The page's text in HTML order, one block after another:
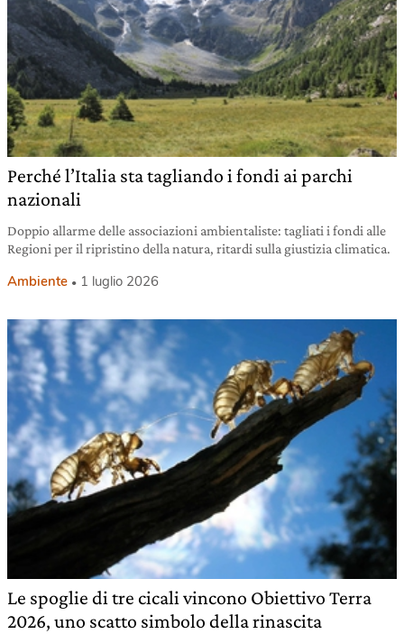
Perché l’Italia sta tagliando i fondi ai parchi
nazionali
Doppio allarme delle associazioni ambientaliste: tagliati i fondi alle
Regioni per il ripristino della natura, ritardi sulla giustizia climatica.
Ambiente 1 luglio 2026
Le spoglie di tre cicali vincono Obiettivo Terra
2026, uno scatto simbolo della rinascita